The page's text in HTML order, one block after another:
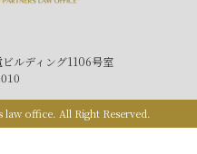
ルディング1106号室
office. All Right Reserved.